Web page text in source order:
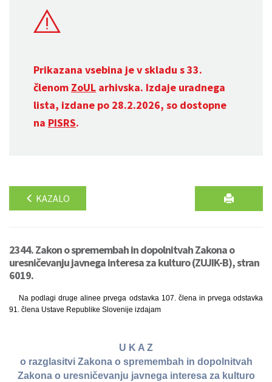
Prikazana vsebina je v skladu s 33.
členom ZoUL arhivska. Izdaje uradnega
lista, izdane po 28.2.2026, so dostopne
na PISRS.
KAZALO
2344. Zakon o spremembah in dopolnitvah Zakona o
uresničevanju javnega interesa za kulturo (ZUJIK-B), stran
6019.
Na podlagi druge alinee prvega odstavka 107. člena in prvega odstavka
91. člena Ustave Republike Slovenije izdajam
U K A Z
o razglasitvi Zakona o spremembah in dopolnitvah
Zakona o uresničevanju javnega interesa za kulturo